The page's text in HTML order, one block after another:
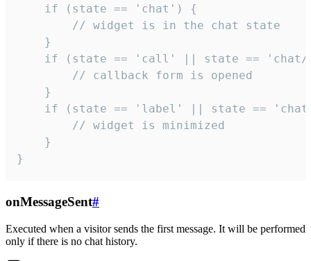
    if (state == 'chat') {
        // widget is in the chat state
    }
if (state == 'call' || state ==
        // callback form is opened
    }
if (state == 'label' || state ==
        // widget is minimized
    }
}
onMessageSent#
Executed when a visitor sends the first message. It will be performed
only if there is no chat history.